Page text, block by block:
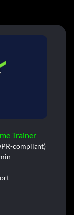
Trainer
compliant)